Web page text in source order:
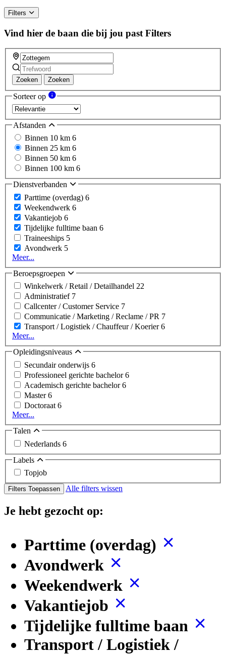
Filters
Vind hier de baan die bij jou past Filters
Zoeken Zoeken
Sorteer op
Afstanden
Binnen 10 km 6
Binnen 25 km 6
Binnen 50 km 6
Binnen 100 km 6
Dienstverbanden
Parttime (overdag) 6
Weekendwerk 6
Vakantiejob 6
Tijdelijke fulltime baan 6
Traineeships 5
Avondwerk 5
Meer...
Beroepsgroepen
Winkelwerk / Retail / Detailhandel 22
Administratief 7
Callcenter / Customer Service 7
Communicatie / Marketing / Reclame / PR 7
Transport / Logistiek / Chauffeur / Koerier6
Meer...
Opleidingsniveaus
Secundair onderwijs 6
Professioneel gerichte bachelor6
Academisch gerichte bachelor6
Master6
Doctoraat 6
Meer...
Talen
Nederlands 6
Labels
Topjob
Filters Toepassen Alle filters wissen
Je hebt gezocht op:
Parttime (overdag)
Avondwerk
Weekendwerk
Vakantiejob
Tijdelijke fulltime baan
Transport / Logistiek /